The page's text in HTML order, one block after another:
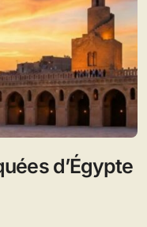
d’Égypte